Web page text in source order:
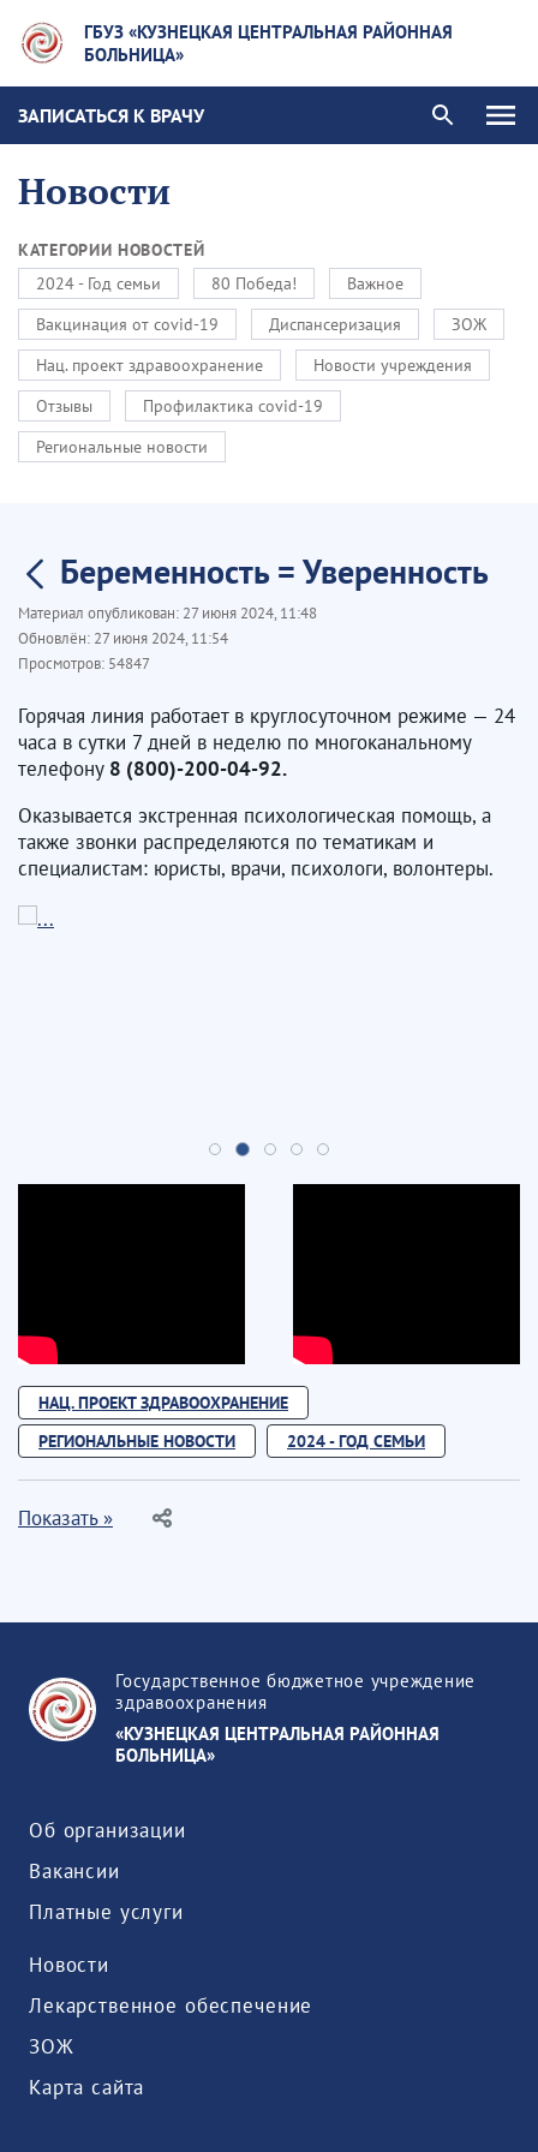
ГБУЗ «КУЗНЕЦКАЯ ЦЕНТРАЛЬНАЯ РАЙОННАЯ
БОЛЬНИЦА»
ЗАПИСАТЬСЯ К ВРАЧУ
Новости
КАТЕГОРИИ НОВОСТЕЙ
2024 - Год семьи
80 Победа!
Важное
Вакцинация от covid-19
Диспансеризация
ЗОЖ
Нац. проект здравоохранение
Новости учреждения
Отзывы
Профилактика covid-19
Региональные новости
Беременность = Уверенность
Материал опубликован: 27 июня 2024, 11:48
Обновлён: 27 июня 2024, 11:54
Просмотров: 54847
Горячая линия работает в круглосуточном режиме — 24
часа в сутки 7 дней в неделю по многоканальному
телефону 8 (800)-200-04-92.
Оказывается экстренная психологическая помощь, а
также звонки распределяются по тематикам и
специалистам: юристы, врачи, психологи, волонтеры.
НАЦ. ПРОЕКТ ЗДРАВООХРАНЕНИЕ
РЕГИОНАЛЬНЫЕ НОВОСТИ
2024 - ГОД СЕМЬИ
Показать »
Государственное бюджетное учреждение
здравоохранения
«КУЗНЕЦКАЯ ЦЕНТРАЛЬНАЯ РАЙОННАЯ
БОЛЬНИЦА»
Об организации
Вакансии
Платные услуги
Новости
Лекарственное обеспечение
ЗОЖ
Карта сайта